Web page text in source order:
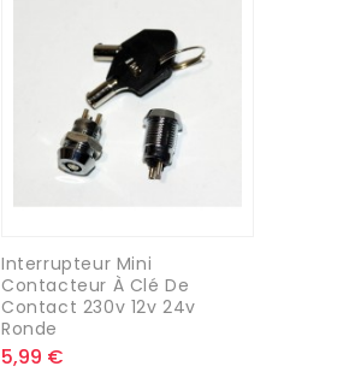
Interrupteur Mini
Contacteur À Clé De
Contact 230v 12v 24v
Ronde
5,99 €